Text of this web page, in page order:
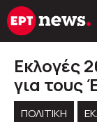
Μετάβαση
σε
Εκλογές
για τους
ΠΟΛΙΤΙΚΉ